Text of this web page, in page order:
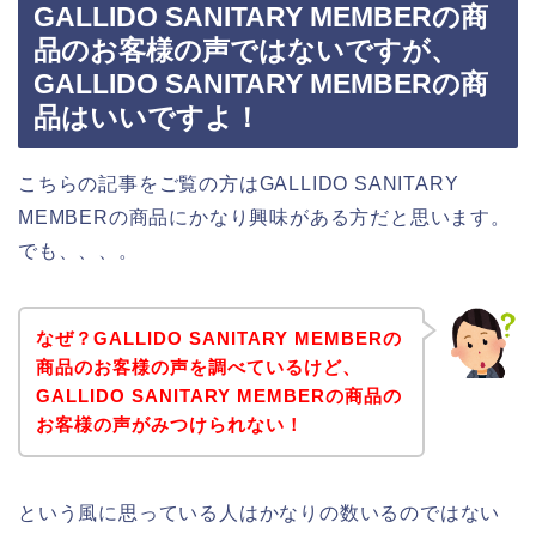
GALLIDO SANITARY MEMBERの商
品のお客様の声ではないですが、
GALLIDO SANITARY MEMBERの商
品はいいですよ！
こちらの記事をご覧の方はGALLIDO SANITARY
MEMBERの商品にかなり興味がある方だと思います。
でも、、、。
なぜ？GALLIDO SANITARY MEMBERの
商品のお客様の声を調べているけど、
GALLIDO SANITARY MEMBERの商品の
お客様の声がみつけられない！
という風に思っている人はかなりの数いるのではない